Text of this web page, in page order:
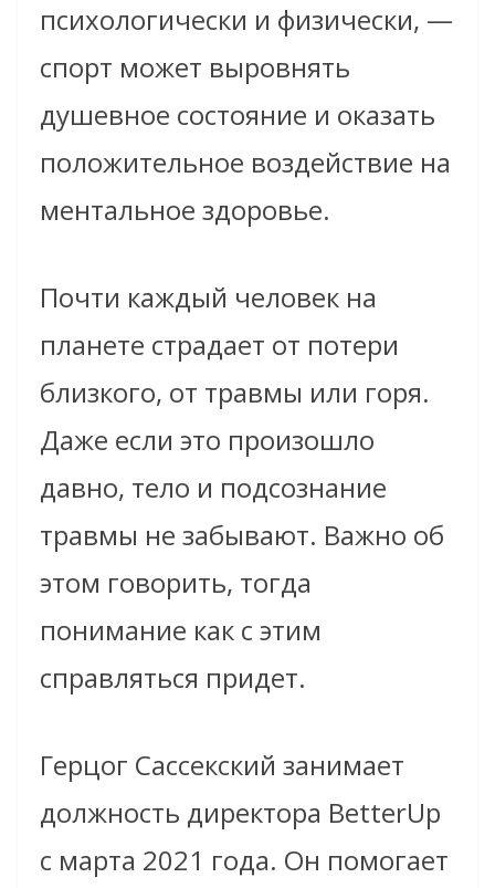
психологически и физически, —
спорт может выровнять
душевное состояние и оказать
положительное воздействие на
ментальное здоровье.
Почти каждый человек на
планете страдает от потери
близкого, от травмы или горя.
Даже если это произошло
давно, тело и подсознание
травмы не забывают. Важно об
этом говорить, тогда
понимание как с этим
справляться придет.
Герцог Сассекский занимает
должность директора BetterUp
с марта 2021 года. Он помогает